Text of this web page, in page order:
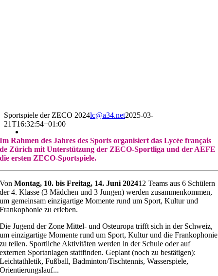
Sportspiele der ZECO 2024lc@a34.net2025-03-
21T16:32:54+01:00
Im Rahmen des Jahres des Sports organisiert das Lycée français
de Zürich mit Unterstützung der ZECO-Sportliga und der AEFE
die ersten ZECO-Sportspiele.
VonMontag, 10. bis Freitag, 14. Juni 202412 Teams aus 6 Schülern
der 4. Klasse (3 Mädchen und 3 Jungen) werden zusammenkommen,
um gemeinsam einzigartige Momente rund um Sport, Kultur und
Frankophonie zu erleben.
Die Jugend der Zone Mittel- und Osteuropa trifft sich in der Schweiz,
um einzigartige Momente rund um Sport, Kultur und die Frankophonie
zu teilen. Sportliche Aktivitäten werden in der Schule oder auf
externen Sportanlagen stattfinden. Geplant (noch zu bestätigen):
Leichtathletik, Fußball, Badminton/Tischtennis, Wasserspiele,
Orientierungslauf...